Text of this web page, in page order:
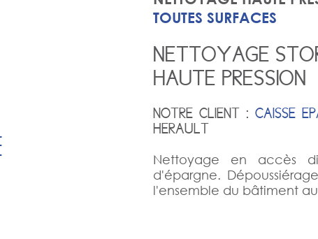
TOUTES SURFACES
NETTOYAGE
HAUTE PRESSION
NOTRE CLIENT :CAISSE
HERAULT
Nettoyage en accès
d'épargne.
l'ensemble du bâtiment